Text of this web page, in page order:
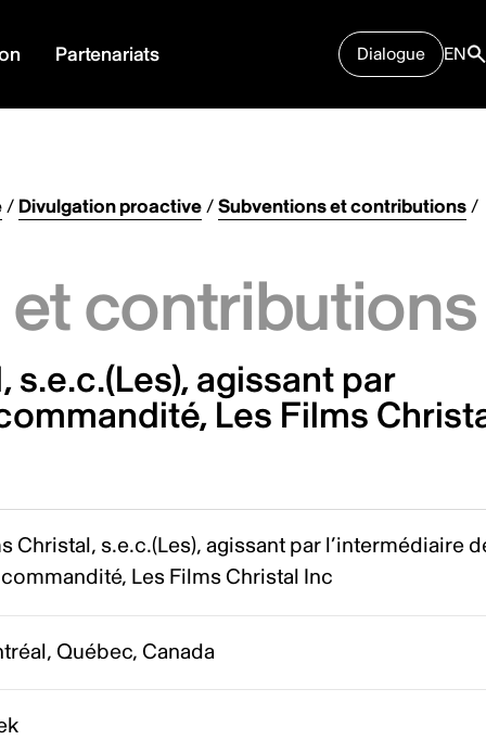
Partenariats Dialogue EN
/ Divulgation proactive/Subventions et contributions/
contributions
s.e.c.(Les), agissant par
Les Films
Christal, s.e.c.(Les), agissant par l’intermédiaire
Les Films Christal Inc
Québec, Canada